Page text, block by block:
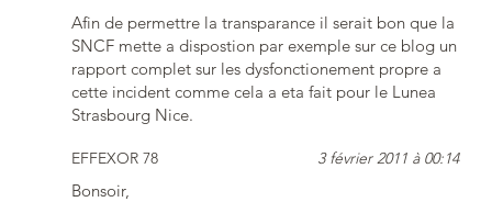
Afin de permettre la transparance il serait bon que la
SNCF mette a dispostion par exemple sur ce blog un
rapport complet sur les dysfonctionement propre a
cette incident comme cela a eta fait pour le Lunea
Strasbourg Nice.
EFFEXOR 78 3 février 2011 à 00:14
Bonsoir,